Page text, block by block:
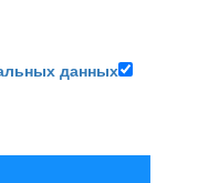
данных